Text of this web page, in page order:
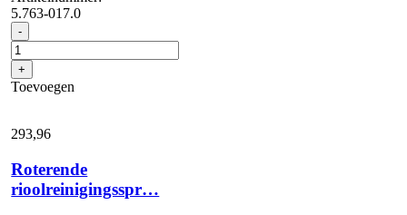
5.763-017.0
- Rioolreinigingsspr...
aantal
+
Toevoegen
293,96
Roterende
rioolreinigingsspr…